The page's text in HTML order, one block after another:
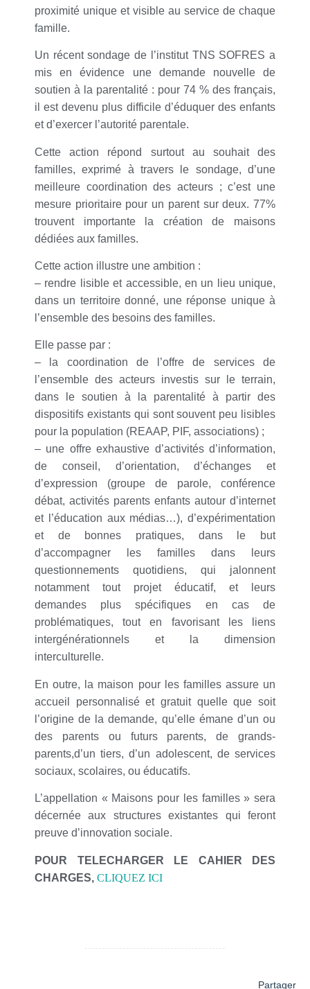
proximité unique et visible au service de chaque
famille.
Un récent sondage de l’institut TNS SOFRES a
mis en évidence une demande nouvelle de
soutien à la parentalité : pour 74 % des français,
il est devenu plus difficile d’éduquer des enfants
et d’exercer l’autorité parentale.
Cette action répond surtout au souhait des
familles, exprimé à travers le sondage, d’une
meilleure coordination des acteurs ; c’est une
mesure prioritaire pour un parent sur deux. 77%
trouvent importante la création de maisons
dédiées aux familles.
Cette action illustre une ambition :
– rendre lisible et accessible, en un lieu unique,
dans un territoire donné, une réponse unique à
l’ensemble des besoins des familles.
Elle passe par :
– la coordination de l’offre de services de
l’ensemble des acteurs investis sur le terrain,
dans le soutien à la parentalité à partir des
dispositifs existants qui sont souvent peu lisibles
pour la population (REAAP, PIF, associations) ;
– une offre exhaustive d’activités d’information,
de conseil, d’orientation, d’échanges et
d’expression (groupe de parole, conférence
débat, activités parents enfants autour d’internet
et l’éducation aux médias…), d’expérimentation
et de bonnes pratiques, dans le but
d’accompagner les familles dans leurs
questionnements quotidiens, qui jalonnent
notamment tout projet éducatif, et leurs
demandes plus spécifiques en cas de
problématiques, tout en favorisant les liens
intergénérationnels et la dimension
interculturelle.
En outre, la maison pour les familles assure un
accueil personnalisé et gratuit quelle que soit
l’origine de la demande, qu’elle émane d’un ou
des parents ou futurs parents, de grands-
parents,d’un tiers, d’un adolescent, de services
sociaux, scolaires, ou éducatifs.
L’appellation « Maisons pour les familles » sera
décernée aux structures existantes qui feront
preuve d’innovation sociale.
POUR TELECHARGER LE CAHIER DES
CHARGES, CLIQUEZ ICI
Partager